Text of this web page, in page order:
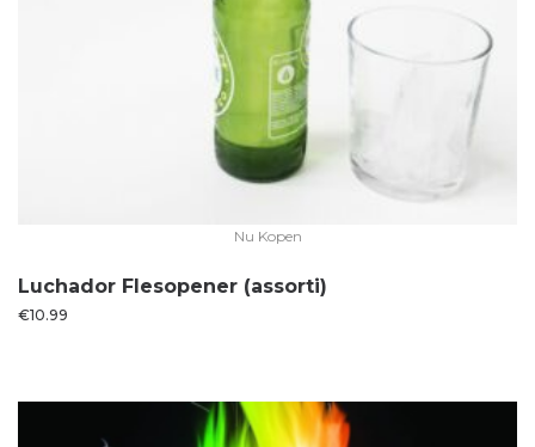
Nu Kopen
Luchador Flesopener (assorti)
€10.99